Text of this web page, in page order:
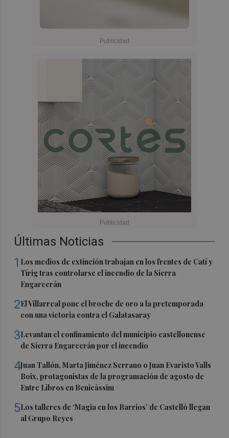
Últimas Noticias
1 Los medios de extinción trabajan en los frentes de Catí y
Tírig tras controlarse el incendio de la Sierra
Engarcerán
2El Villarreal pone el broche de oro a la pretemporada
con una victoria contra el Galatasaray
3Levantan el confinamiento del municipio castellonense
de Sierra Engarcerán por el incendio
4Juan Tallón, Marta Jiménez Serrano o Juan Evaristo Valls
Boix, protagonistas de la programación de agosto de
Entre Libros en Benicàssim
5Los talleres de ‘Magia en los Barrios’ de Castelló llegan
al Grupo Reyes